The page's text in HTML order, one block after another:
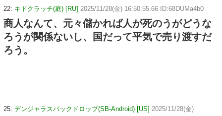
22: キドクラッチ(庭) [RU] 2025/11/28(金) 16:50:55.66 ID:68DUMa4b0
商人なんて、元々儲かれば人が死のうがどうな
ろうが関係ないし、国だって平気で売り渡すだ
ろう。
25: デンジャラスバックドロップ(SB-Android) [US] 2025/11/28(金)